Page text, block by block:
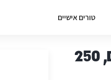
טורים אישיים
התיאטרון המתוכנן בפארק המרכזי: 4,000 צופים, 250